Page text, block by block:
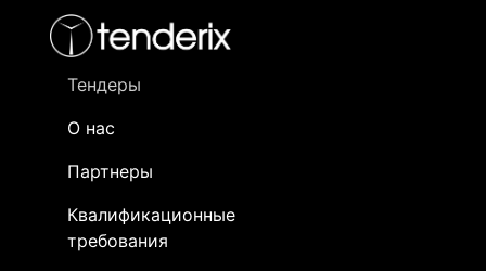
Тендеры
О нас
Партнеры
Квалификационные
требования
- активный лот
- сохраненный лот (не опубликован)
Закупка: Плита OSB
[Завершен]
Лот №: